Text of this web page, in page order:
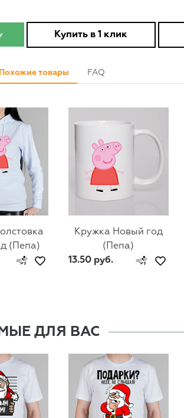
Купить в 1 клик
Похожие товары FAQ
(Пепа)
Кружка Новый год
(Пепа)
13.50 руб.
ДЛЯ ВАС